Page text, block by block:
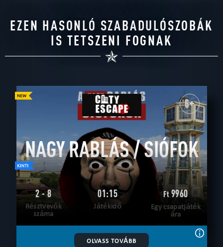
EZEN HASONLÓ SZABADULÓSZOBÁK
IS TETSZENI FOGNAK
6+
NAGY RABLÁS / SIÓFOK
2 - 8
Résztvevők
száma
01:15
Játékidő
Ft9960
Egy csapatjáték
ára
OLVASS TOVÁBB